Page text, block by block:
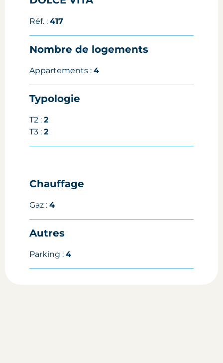
Réf. :417
Nombre de logements
Appartements :4
Typologie
T2 :2
T3 :2
Chauffage
Gaz :4
Autres
Parking :4